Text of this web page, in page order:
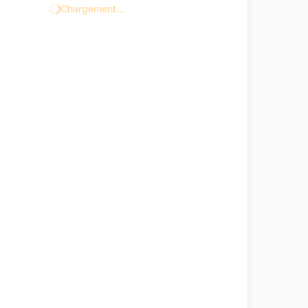
Chargement...